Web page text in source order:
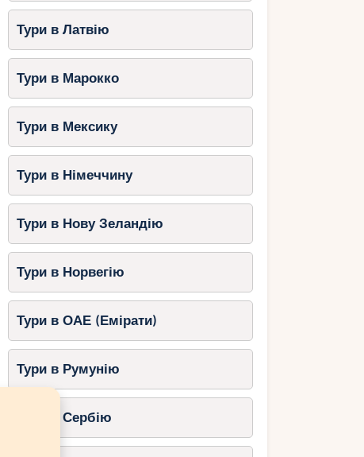
Тури в Латвію
Тури в Марокко
Тури в Мексику
Тури в Німеччину
Тури в Нову Зеландію
Тури в Норвегію
Тури в ОАЕ (Емірати)
Тури в Румунію
Тури в Сербію